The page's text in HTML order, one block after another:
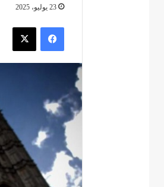
23 يوليو، 2025
فيسبوك